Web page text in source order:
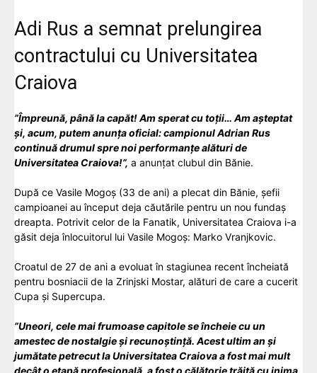
Adi Rus a semnat prelungirea
contractului cu Universitatea
Craiova
”Împreună, până la capăt! Am sperat cu toții… Am așteptat
și, acum, putem anunța oficial: campionul Adrian Rus
continuă drumul spre noi performanțe alături de
Universitatea Craiova!”, a anunțat clubul din Bănie.
După ce Vasile Mogoș (33 de ani) a plecat din Bănie, șefii
campioanei au început deja căutările pentru un nou fundaș
dreapta. Potrivit celor de la Fanatik, Universitatea Craiova i-a
găsit deja înlocuitorul lui Vasile Mogoș: Marko Vranjkovic.
Croatul de 27 de ani a evoluat în stagiunea recent încheiată
pentru bosniacii de la Zrinjski Mostar, alături de care a cucerit
Cupa și Supercupa.
”Uneori, cele mai frumoase capitole se încheie cu un
amestec de nostalgie și recunoștință. Acest ultim an și
jumătate petrecut la Universitatea Craiova a fost mai mult
decât o etapă profesională, a fost o călătorie trăită cu inima.